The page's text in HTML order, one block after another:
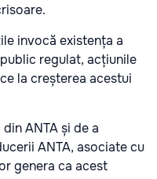
invocă existența a
regulat, acțiunile
la creșterea acestui
ANTA și de a
ANTA, asociate cu
genera ca acest